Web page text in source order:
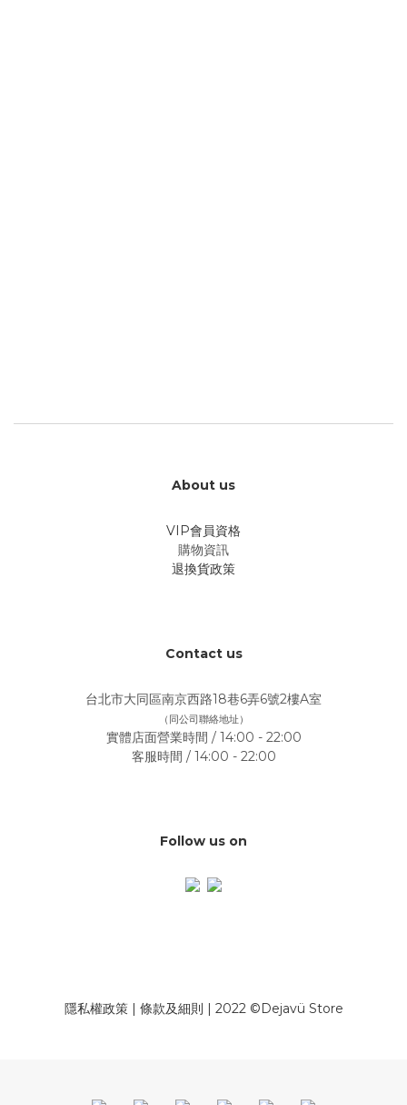
About us
VIP會員資格
購物資訊
退換貨政策
Contact us
台北市大同區南京西路18巷6弄6號2樓A室
（同公司聯絡地址）
實體店面營業時間 / 14:00 - 22:00
客服時間 / 14:00 - 22:00
Follow us on
隱私權政策| 條款及細則 | 2022 ©Dejavü Store